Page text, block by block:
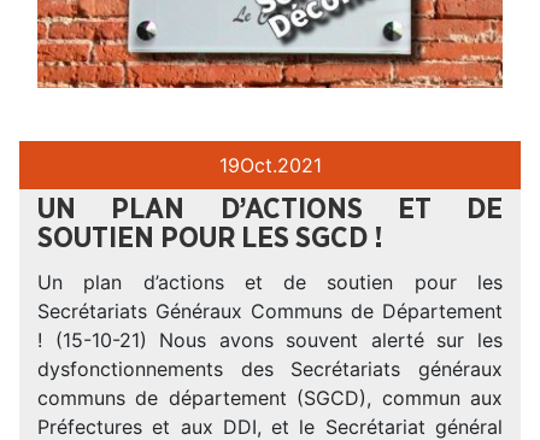
19Oct.2021
UN PLAN D’ACTIONS ET DE
SOUTIEN POUR LES SGCD !
Un plan d’actions et de soutien pour les
Secrétariats Généraux Communs de Département
! (15-10-21) Nous avons souvent alerté sur les
dysfonctionnements des Secrétariats généraux
communs de département (SGCD), commun aux
Préfectures et aux DDI, et le Secrétariat général